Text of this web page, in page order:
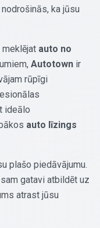
ka jūsu
meklējat auto no
Autotown ir
rūpīgi
ideālo
auto līzings
plašo piedāvājumu.
gatavi atbildēt uz
atrast jūsu